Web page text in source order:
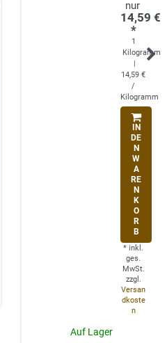
14,59 €
*
1
Kilogramm
|
14,59 €
/
Kilogramm
IN
DE
N
W
A
RE
N
K
O
R
B
* inkl.
ges.
MwSt.
zzgl.
Versan
dkoste
n
Auf Lager